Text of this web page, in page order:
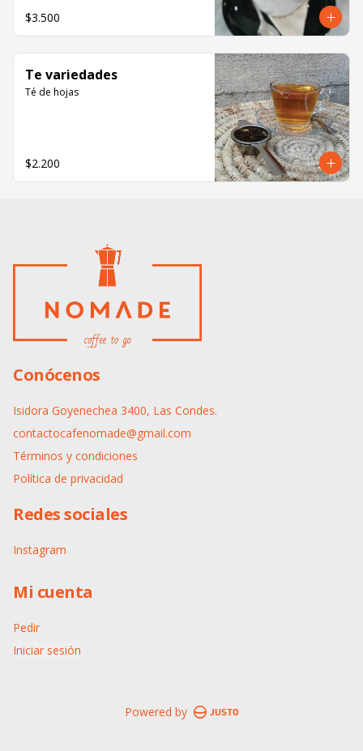
$3.500
Te variedades
Té de hojas
$2.200
Conócenos
Isidora Goyenechea 3400, Las Condes.
contactocafenomade@gmail.com
Términos y condiciones
Política de privacidad
Redes sociales
Instagram
Mi cuenta
Pedir
Iniciar sesión
Powered by